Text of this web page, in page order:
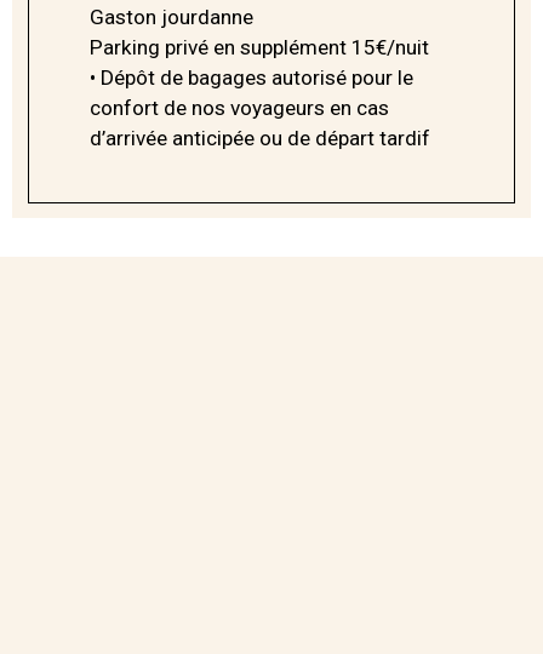
Gaston jourdanne
Parking privé en supplément 15€/nuit
• Dépôt de bagages autorisé pour le
confort de nos voyageurs en cas
d’arrivée anticipée ou de départ tardif